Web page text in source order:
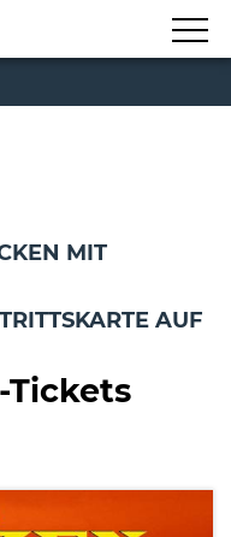
MIT
AUF
Tickets